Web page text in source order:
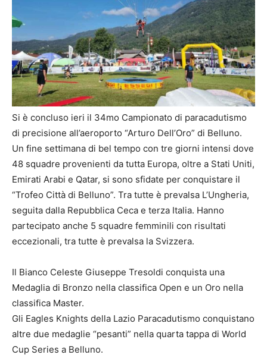
Si è concluso ieri il 34mo Campionato di paracadutismo
di precisione all’aeroporto “Arturo Dell’Oro” di Belluno.
Un fine settimana di bel tempo con tre giorni intensi dove
48 squadre provenienti da tutta Europa, oltre a Stati Uniti,
Emirati Arabi e Qatar, si sono sfidate per conquistare il
“Trofeo Città di Belluno”. Tra tutte è prevalsa L’Ungheria,
seguita dalla Repubblica Ceca e terza Italia. Hanno
partecipato anche 5 squadre femminili con risultati
eccezionali, tra tutte è prevalsa la Svizzera.
Il Bianco Celeste Giuseppe Tresoldi conquista una
Medaglia di Bronzo nella classifica Open e un Oro nella
classifica Master.
Gli Eagles Knights della Lazio Paracadutismo conquistano
altre due medaglie “pesanti” nella quarta tappa di World
Cup Series a Belluno.